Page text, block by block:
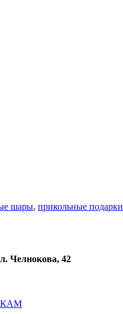
шары, прикольные подарки
Челнокова, 42